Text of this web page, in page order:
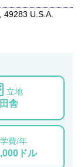
U.S.A.
立地
田舎
学費/年
ドル